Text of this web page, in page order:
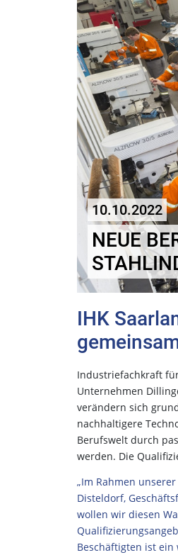
10.10.2022
NEUE
IHK
Industriefachkraft
Unternehmen
verändern sich
nachhaltigere
Berufswelt durch
werden. Die
„Im Rahmen
Disteldorf,
wollen wir diesen
Beschäftigten ist